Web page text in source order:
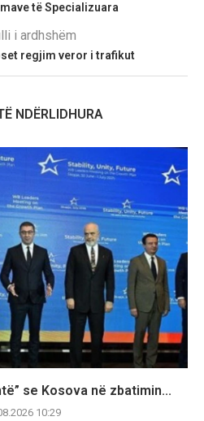
të Specializuara
i ardhshëm
regjim veror i trafikut
NDËRLIDHURA
se Kosova në zbatimin...
10:29